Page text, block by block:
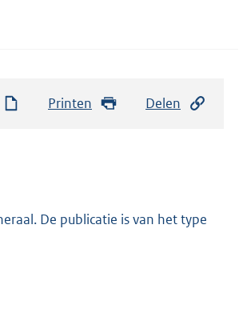
Printen Delen
De publicatie is van het type